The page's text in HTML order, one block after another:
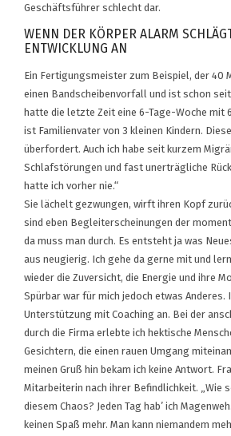
Geschäftsführer schlecht dar.
WENN DER KÖRPER ALARM
ENTWICKLUNG AN
Ein Fertigungsmeister zum Beispiel, der 40
einen Bandscheibenvorfall und ist schon seit
hatte die letzte Zeit eine 6-Tage-Woche mit
ist Familienvater von 3 kleinen Kindern.
überfordert. Auch ich habe seit kurzem
Schlafstörungen und fast unerträgliche
hatte ich vorher nie.“
Sie lächelt gezwungen, wirft ihren Kopf
sind eben Begleiterscheinungen der
da muss man durch. Es entsteht ja was
aus neugierig. Ich gehe da gerne mit und
wieder die Zuversicht, die Energie und ihre
Spürbar war für mich jedoch etwas Anderes.
Unterstützung mit Coaching an. Bei der
durch die Firma erlebte ich hektische
Gesichtern, die einen rauen Umgang
meinen Gruß hin bekam ich keine Antwort.
Mitarbeiterin nach ihrer Befindlichkeit. „Wie
diesem Chaos? Jeden Tag hab’ ich
keinen Spaß mehr. Man kann niemandem